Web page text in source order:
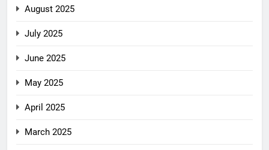
August 2025
July 2025
June 2025
May 2025
April 2025
March 2025